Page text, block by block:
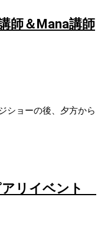
師＆Mana講師
ショーの後、夕方から
アリイベント